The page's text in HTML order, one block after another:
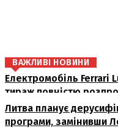
ВАЖЛИВІ НОВИНИ
Електромобіль Ferrari
тираж повністю
Литва планує
програми, замінивши